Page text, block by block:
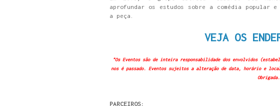
aprofundar os estudos sobre a comédia
a peça.
VEJA OS
"Os Eventos são de inteira responsabilidade dos envolvidos
nos é passado. Eventos sujeitos a alteração de data, horário e
PARCEIROS: